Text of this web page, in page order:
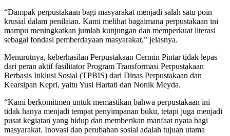
“Dampak perpustakaan bagi masyarakat menjadi salah satu poin
krusial dalam penilaian. Kami melihat bagaimana perpustakaan ini
mampu meningkatkan jumlah kunjungan dan memperkuat literasi
sebagai fondasi pemberdayaan masyarakat,” jelasnya.
Menurutnya, keberhasilan Perpustakaan Cermin Pintar tidak lepas
dari peran aktif fasilitator Program Transformasi Perpustakaan
Berbasis Inklusi Sosial (TPBIS) dari Dinas Perpustakaan dan
Kearsipan Kepri, yaitu Yusi Hartati dan Nonik Meyda.
“Kami berkomitmen untuk memastikan bahwa perpustakaan ini
tidak hanya menjadi tempat penyimpanan buku, tetapi juga menjadi
pusat kegiatan yang hidup dan memberikan manfaat nyata bagi
masyarakat. Inovasi dan perubahan sosial adalah tujuan utama